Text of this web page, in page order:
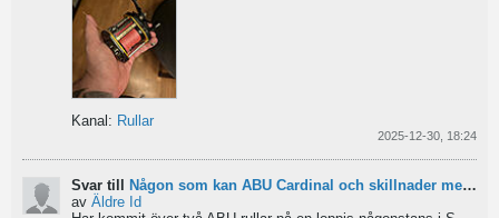
Kanal: Rullar
2025-12-30, 18:24
Svar till Någon som kan ABU Cardinal och skillnader mellan äldre rullar?
av Äldre Id